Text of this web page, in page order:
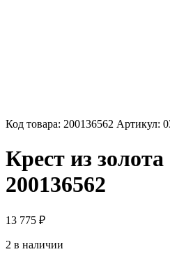
Код товара: 200136562 Артикул:
Крест из
200136562
13 775 ₽
2 в наличии